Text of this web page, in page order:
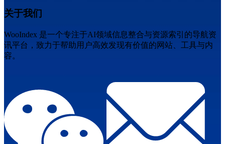
关于我们
WooIndex 是一个专注于AI领域信息整合与资源索引的导航资
讯平台，致力于帮助用户高效发现有价值的网站、工具与内
容。